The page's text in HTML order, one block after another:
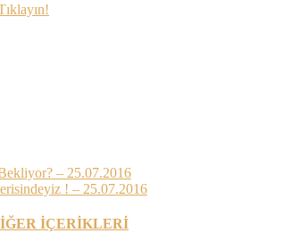
– 25.07.2016
! – 25.07.2016
İÇERİKLERİ